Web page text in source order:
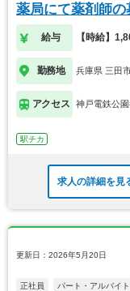
薬局にて薬剤師の
給与 【時給】
勤務地 兵庫県 三田
アクセス 神戸電鉄公
駅チカ
求人の詳細を見
更新日：2026年5月20日
正社員 パート・アルバイト